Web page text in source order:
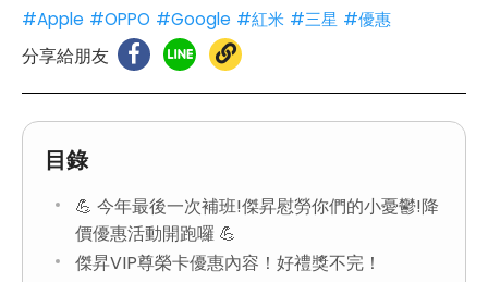
#Apple #OPPO #Google #紅米 #三星 #優惠
分享給朋友
目錄
💪 今年最後一次補班!傑昇慰勞你們的小憂鬱!降
價優惠活動開跑囉 💪
傑昇VIP尊榮卡優惠內容！好禮獎不完！